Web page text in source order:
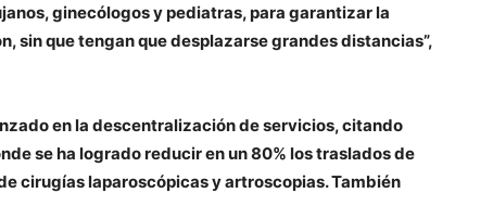
ginecólogos y pediatras, para garantizar la
sin que tengan que desplazarse grandes distancias”,
en la descentralización de servicios, citando
se ha logrado reducir en un 80% los traslados de
cirugías laparoscópicas y artroscopias. También